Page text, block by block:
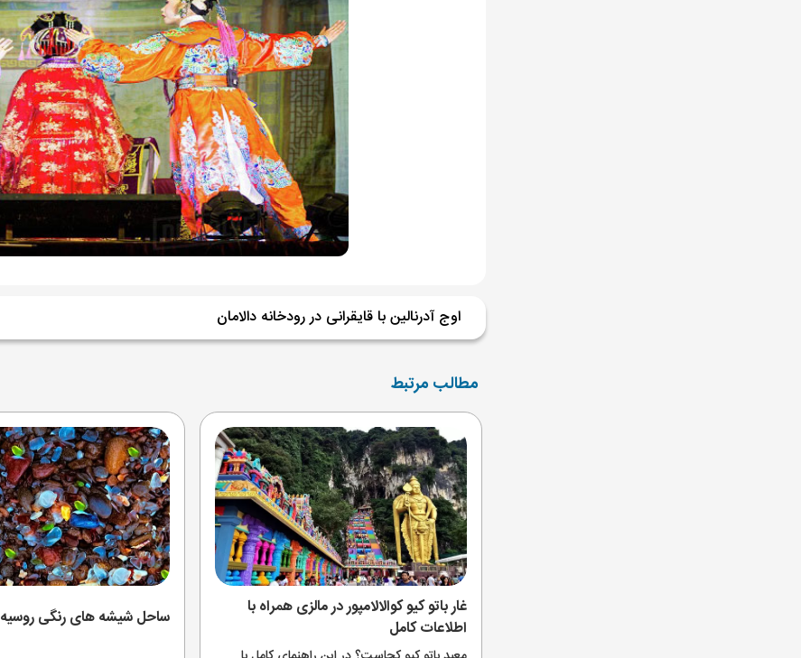
اوج آدرنالین با قایقرانی در رودخانه دالامان
مطالب مرتبط
غار باتو کیو کوالالامپور در مالزی همراه با
اطلاعات کامل
ساحل شیشه های رنگی روسیه